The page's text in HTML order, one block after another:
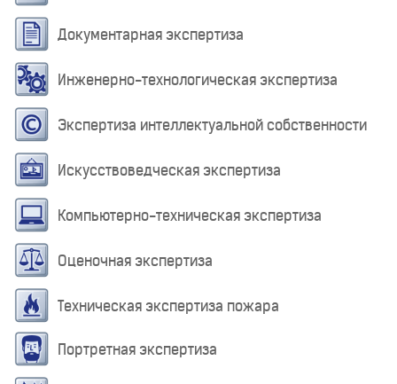
Документарная экспертиза
Инженерно-технологическая экспертиза
Экспертиза интеллектуальной собственности
Искусствоведческая экспертиза
Компьютерно-техническая экспертиза
Оценочная экспертиза
Техническая экспертиза пожара
Портретная экспертиза